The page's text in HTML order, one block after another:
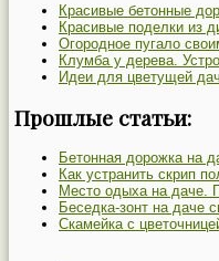
Красивые бетонные
Красивые поделки из
Огородное пугало
Клумба у дерева.
Идеи для цветущей
Прошлые статьи:
Бетонная дорожка на
Как устранить скрип
Место одыха на даче.
Беседка-зонт на даче
Скамейка с